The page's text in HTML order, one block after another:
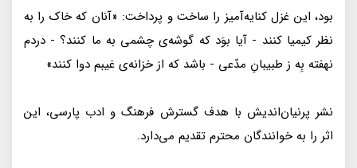
بود، اين غزل كنايه‌آميز را ساخت و پرداخت: «آنان كه خاک را به
نظر كيميا كنند - آيا بوَد كه گوشه‌ى چشمى به ما كنند؟ - دردم
نهفته بِه ز طبيبانِ مدّعى - باشد كه از خزانه‌ى غيبم دوا كنند»
نشر پرنيان‌انديش با هدف گسترش فرهنگ و ادب پارسى، اين
اثر را به خوانندگان محترم تقديم مى‌دارد.